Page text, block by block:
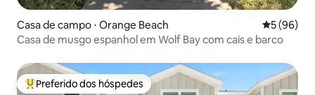
Casa de campo ⋅ Orange Beach 5 de uma
5 (96)
Casa de musgo espanhol em Wolf Bay com cais e barco
Entre os melhores preferidos dos hóspedes
Preferido dos hóspedes